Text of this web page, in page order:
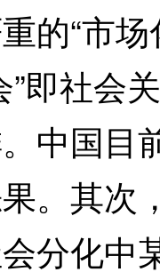
的“市
”即社会
中国目
。其次
分化中